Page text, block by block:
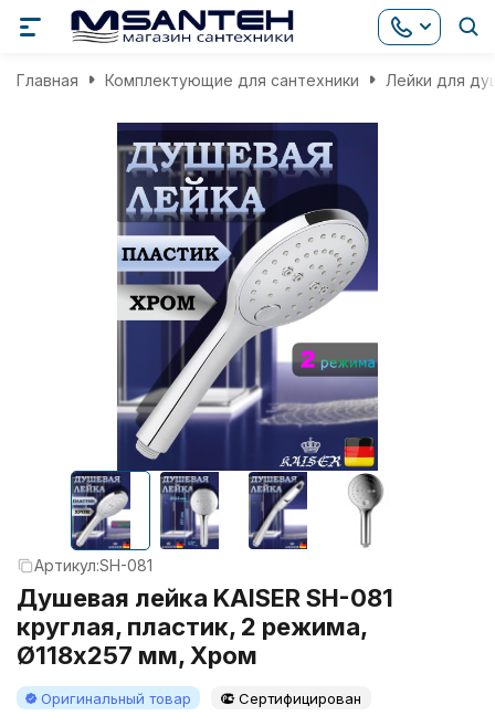
Главная Комплектующие для сантехники Лейки для
Артикул:SH-081
Душевая лейка KAISER SH-081
круглая, пластик, 2 режима,
Ø118х257 мм, Хром
Оригинальный товар Сертифицирован